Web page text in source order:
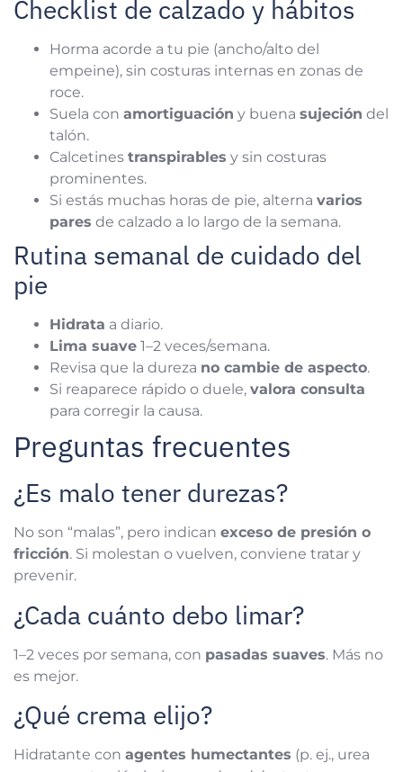
Checklist de calzado y hábitos
Horma acorde a tu pie (ancho/alto del
empeine), sin costuras internas en zonas de
roce.
Suela con amortiguación y buena sujeción del
talón.
Calcetines transpirables y sin costuras
prominentes.
Si estás muchas horas de pie, alterna varios
pares de calzado a lo largo de la semana.
Rutina semanal de cuidado del
pie
Hidrata a diario.
Lima suave 1–2 veces/semana.
Revisa que la dureza no cambie de aspecto.
Si reaparece rápido o duele, valora consulta
para corregir la causa.
Preguntas frecuentes
¿Es malo tener durezas?
No son “malas”, pero indican exceso de presión o
fricción. Si molestan o vuelven, conviene tratar y
prevenir.
¿Cada cuánto debo limar?
1–2 veces por semana, con pasadas suaves. Más no
es mejor.
¿Qué crema elijo?
Hidratante con agentes humectantes (p. ej., urea